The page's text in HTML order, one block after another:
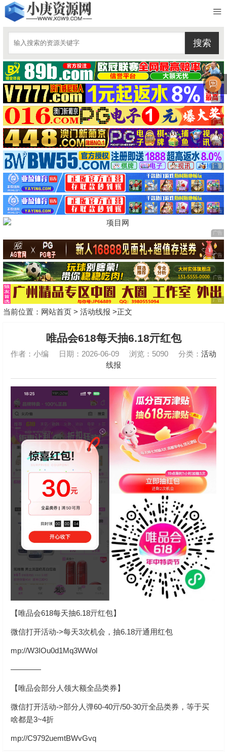
当前位置： 网站首页 > 活动线报 >正文
唯品会618每天抽6.18亓红包
作者：小编 日期：2026-06-09 浏览：5090 分类： 活动
线报
【唯品会618每天抽6.18亓红包】
微信打开活动->每天3次机会，抽6.18亓通用红包
mp://W3IOu0d1Mq3WWol
————
【唯品会部分人领大额全品类券】
微信打开活动->部分人弹60-40亓/50-30亓全品类券，等于买
啥都是3~4折
mp://C9792uemtBWvGvq